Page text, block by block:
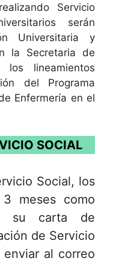
Servicio
serán
Universitaria y
la Secretaria de
lineamientos
del Programa
Enfermería en el
SOCIAL
Social, los
meses como
su carta de
de Servicio
al correo